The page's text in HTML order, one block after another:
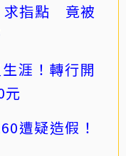
求指點 竟被
涯！轉行開
遭疑造假！